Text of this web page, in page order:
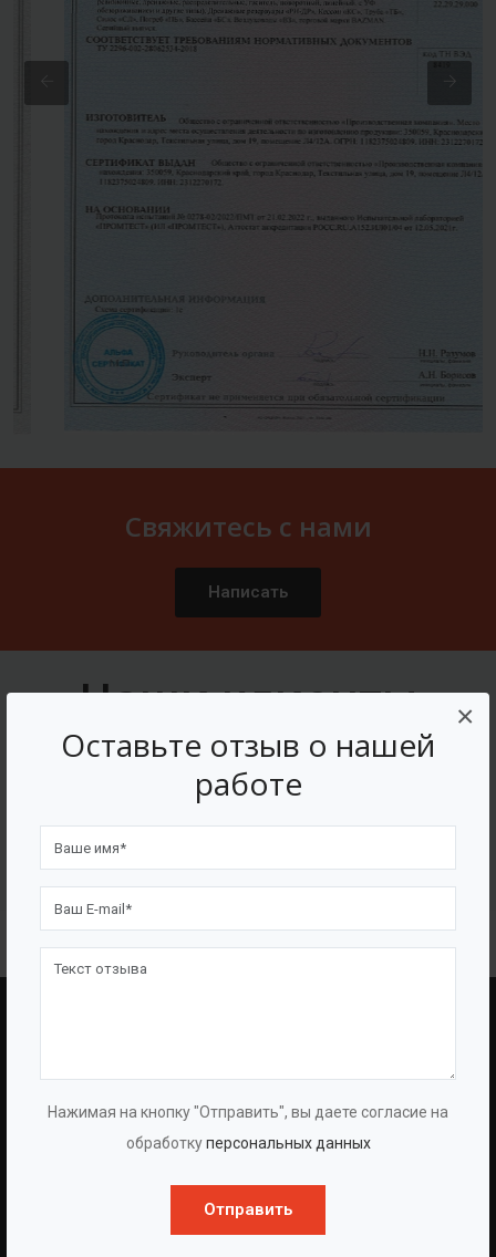
Оставьте отзыв о нашей
работе
Нажимая на кнопку "Отправить", вы даете согласие на
обработкуперсональных данных
Отправить
×
Свяжитесь с нами
Написать
Наши клиенты
Опросные Листы